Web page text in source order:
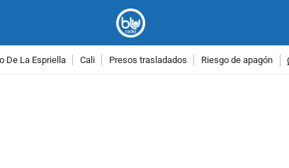
De La Espriella Cali Presos trasladados Riesgo de apagón